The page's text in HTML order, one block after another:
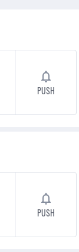
PUSH
PUSH